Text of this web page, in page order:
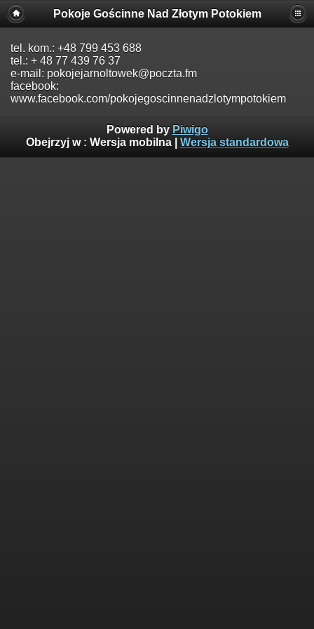
Pokoje Gościnne Nad Złotym Potokiem
tel. kom.: +48 799 453 688
tel.: + 48 77 439 76 37
e-mail: pokojejarnoltowek@poczta.fm
facebook:
www.facebook.com/pokojegoscinnenadzlotympotokiem
Powered by Piwigo
Obejrzyj w : Wersja mobilna| Wersja standardowa